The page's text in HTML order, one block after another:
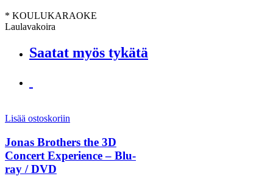
* KOULUKARAOKE
Laulavakoira
Saatat myös tykätä
Lisää ostoskoriin
Jonas Brothers the 3D
Concert Experience – Blu-
ray / DVD